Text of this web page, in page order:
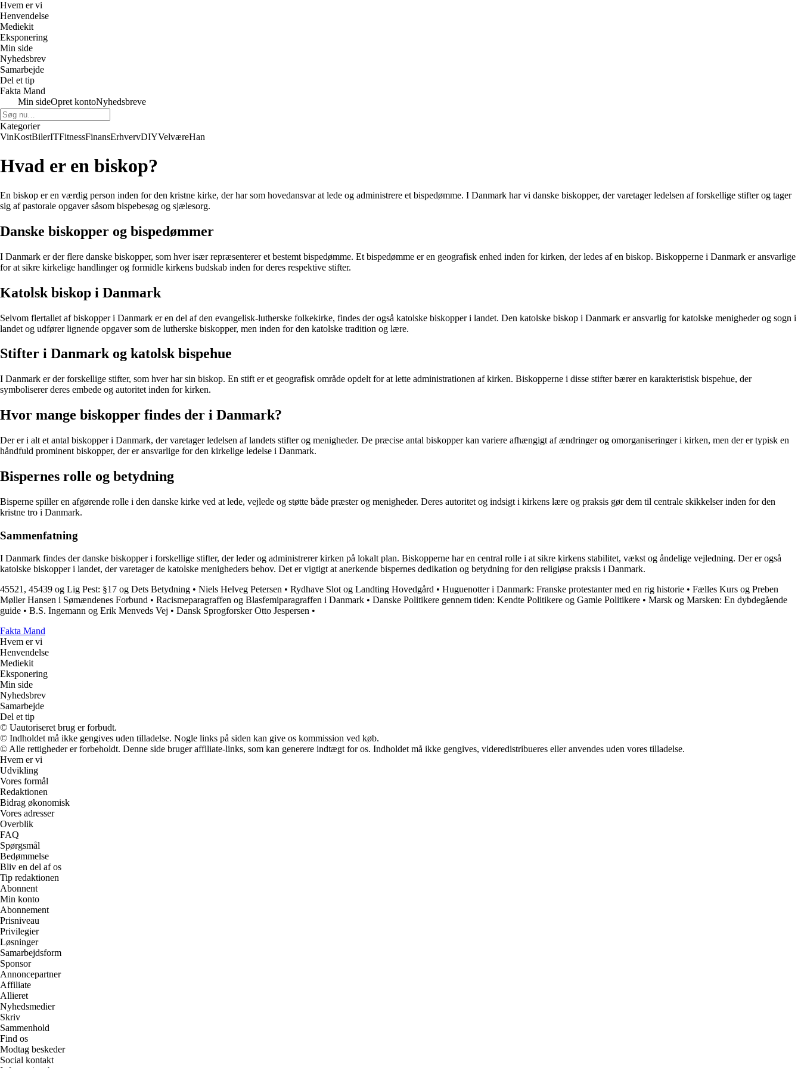
Hvem er vi
Henvendelse
Mediekit
Eksponering
Min side
Nyhedsbrev
Samarbejde
Del et tip
Fakta Mand
Min sideOpret kontoNyhedsbreve
Kategorier
VinKostBilerITFitnessFinansErhvervDIYVelværeHan
Hvad er en biskop?
En biskop er en værdig person inden for den kristne kirke, der har som hovedansvar at lede og administrere et bispedømme. I Danmark har vi danske biskopper, der varetager ledelsen af forskellige stifter og tager
sig af pastorale opgaver såsom bispebesøg og sjælesorg.
Danske biskopper og bispedømmer
I Danmark er der flere danske biskopper, som hver især repræsenterer et bestemt bispedømme. Et bispedømme er en geografisk enhed inden for kirken, der ledes af en biskop. Biskopperne i Danmark er ansvarlige
for at sikre kirkelige handlinger og formidle kirkens budskab inden for deres respektive stifter.
Katolsk biskop i Danmark
Selvom flertallet af biskopper i Danmark er en del af den evangelisk-lutherske folkekirke, findes der også katolske biskopper i landet. Den katolske biskop i Danmark er ansvarlig for katolske menigheder og sogn i
landet og udfører lignende opgaver som de lutherske biskopper, men inden for den katolske tradition og lære.
Stifter i Danmark og katolsk bispehue
I Danmark er der forskellige stifter, som hver har sin biskop. En stift er et geografisk område opdelt for at lette administrationen af kirken. Biskopperne i disse stifter bærer en karakteristisk bispehue, der
symboliserer deres embede og autoritet inden for kirken.
Hvor mange biskopper findes der i Danmark?
Der er i alt et antal biskopper i Danmark, der varetager ledelsen af landets stifter og menigheder. De præcise antal biskopper kan variere afhængigt af ændringer og omorganiseringer i kirken, men der er typisk en
håndfuld prominent biskopper, der er ansvarlige for den kirkelige ledelse i Danmark.
Bispernes rolle og betydning
Bisperne spiller en afgørende rolle i den danske kirke ved at lede, vejlede og støtte både præster og menigheder. Deres autoritet og indsigt i kirkens lære og praksis gør dem til centrale skikkelser inden for den
kristne tro i Danmark.
Sammenfatning
I Danmark findes der danske biskopper i forskellige stifter, der leder og administrerer kirken på lokalt plan. Biskopperne har en central rolle i at sikre kirkens stabilitet, vækst og åndelige vejledning. Der er også
katolske biskopper i landet, der varetager de katolske menigheders behov. Det er vigtigt at anerkende bispernes dedikation og betydning for den religiøse praksis i Danmark.
45521, 45439 og Lig Pest: §17 og Dets Betydning • Niels Helveg Petersen • Rydhave Slot og Landting Hovedgård • Huguenotter i Danmark: Franske protestanter med en rig historie • Fælles Kurs og Preben
Møller Hansen i Sømændenes Forbund • Racismeparagraffen og Blasfemiparagraffen i Danmark • Danske Politikere gennem tiden: Kendte Politikere og Gamle Politikere • Marsk og Marsken: En dybdegående
guide • B.S. Ingemann og Erik Menveds Vej • Dansk Sprogforsker Otto Jespersen •
Fakta Mand
Hvem er vi
Henvendelse
Mediekit
Eksponering
Min side
Nyhedsbrev
Samarbejde
Del et tip
© Uautoriseret brug er forbudt.
© Indholdet må ikke gengives uden tilladelse. Nogle links på siden kan give os kommission ved køb.
© Alle rettigheder er forbeholdt. Denne side bruger affiliate-links, som kan generere indtægt for os. Indholdet må ikke gengives, videredistribueres eller anvendes uden vores tilladelse.
Hvem er vi
Udvikling
Vores formål
Redaktionen
Bidrag økonomisk
Vores adresser
Overblik
FAQ
Spørgsmål
Bedømmelse
Bliv en del af os
Tip redaktionen
Abonnent
Min konto
Abonnement
Prisniveau
Privilegier
Løsninger
Samarbejdsform
Sponsor
Annoncepartner
Affiliate
Allieret
Nyhedsmedier
Skriv
Sammenhold
Find os
Modtag beskeder
Social kontakt